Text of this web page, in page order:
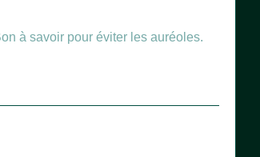
à savoir pour éviter les auréoles.